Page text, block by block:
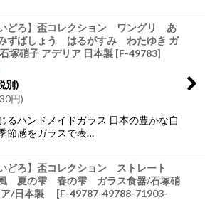
いどろ】盃コレクション ワングリ あ
ずばしょう はるがすみ わたゆき ガ
塚硝子 アデリア 日本製 [F-49783]
別)
円)
るハンドメイドガラス 日本の豊かな自
節感をガラスで表…
いどろ】盃コレクション ストレート
夏の雫 春の雫 ガラス食器/石塚硝
/日本製
[F-49787-49788-71903-